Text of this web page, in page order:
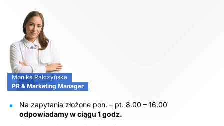
Monika Pałczyńska
PR & Marketing Manager
Na zapytania złożone pon. – pt. 8.00 – 16.00
odpowiadamy w ciągu 1 godz.